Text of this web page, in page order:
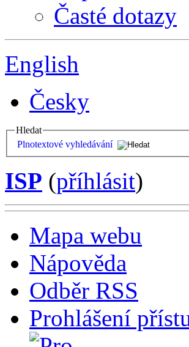
Časté dotazy
English
Česky
Hledat
Plnotextové vyhledávání
ISP (příhlásit)
Mapa webu
Nápověda
Odběr RSS
Prohlášení